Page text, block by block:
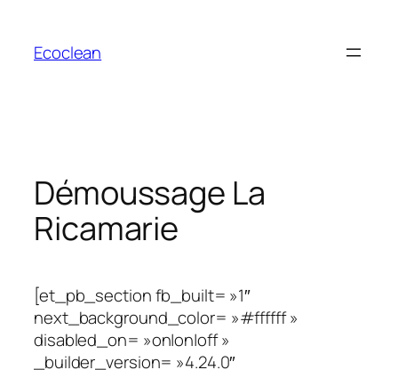
contenu
Ecoclean
Démoussage La
Ricamarie
[et_pb_section fb_built= »1″
next_background_color= »#ffffff »
disabled_on= »on|on|off »
_builder_version= »4.24.0″